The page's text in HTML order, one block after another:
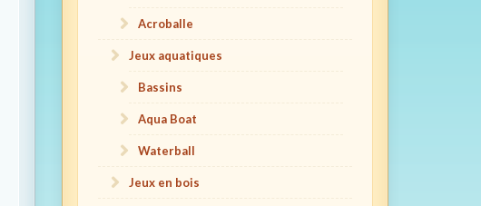
Acroballe
Jeux aquatiques
Bassins
Aqua Boat
Waterball
Jeux en bois